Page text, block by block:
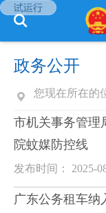
政务公开
您现在所在的
市机关事务管理
院蚊媒防控线
发布时间： 2025-
广东公务租车纳